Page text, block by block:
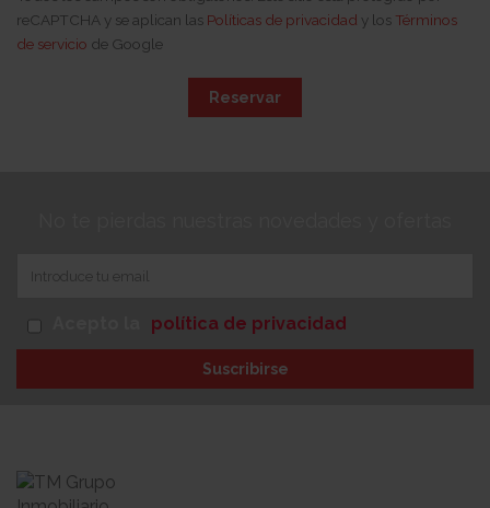
reCAPTCHA y se aplican las Políticas de privacidad y los Términos
de servicio de Google
Reservar
política de privacidad
Suscribirse